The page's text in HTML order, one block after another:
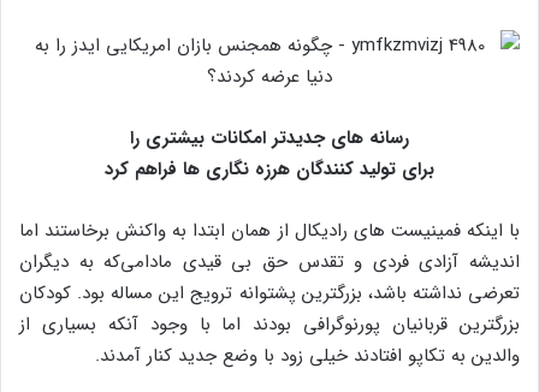
رسانه‌ های جدیدتر امکانات بیشتری را
برای تولید کنندگان هرزه‌ نگاری‌ ها فراهم کرد
با اینکه فمینیست‌ های رادیکال از همان ابتدا به واکنش برخاستند اما
اندیشه آزادی فردی و تقدس حق بی‌ قیدی مادامی‌که به دیگران
تعرضی نداشته باشد، بزرگترین پشتوانه ترویج این مساله بود. کودکان
بزرگترین قربانیان پورنوگرافی بودند اما با وجود آنکه بسیاری از
والدین به تکاپو افتادند خیلی زود با وضع جدید کنار آمدند.